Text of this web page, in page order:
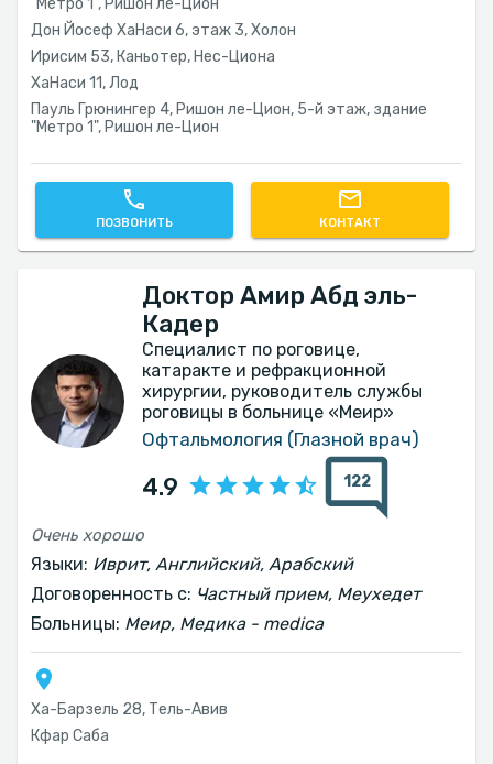
"Метро 1", Ришон ле-Цион
Дон Йосеф ХаНаси 6, этаж 3, Холон
Ирисим 53, Каньотер, Нес-Циона
ХаНаси 11, Лод
Пауль Грюнингер 4, Ришон ле-Цион, 5-й этаж, здание
"Метро 1", Ришон ле-Цион
ПОЗВОНИТЬ КОНТАКТ
Доктор Амир Абд эль-
Кадер
Специалист по роговице,
катаракте и рефракционной
хирургии, руководитель службы
роговицы в больнице «Меир»
Офтальмология (Глазной врач)
4.9 122
Очень хорошо
Языки: Иврит, Английский, Арабский
Договоренность с: Частный прием, Меухедет
Больницы: Меир, Медика - medica
Ха-Барзель 28, Тель-Авив‎
Кфар Саба